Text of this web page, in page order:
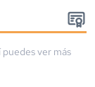
puedes ver más